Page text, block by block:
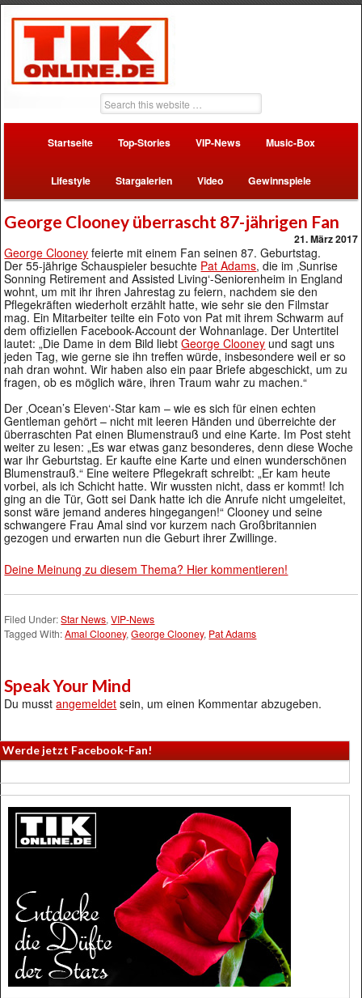
Startseite Top-Stories VIP-News Music-Box
Lifestyle Stargalerien Video Gewinnspiele
George Clooney überrascht 87-jährigen Fan
21. März 2017
George Clooney feierte mit einem Fan seinen 87. Geburtstag.
Der 55-jährige Schauspieler besuchte Pat Adams, die im ‚Sunrise
Sonning Retirement and Assisted Living‘-Seniorenheim in England
wohnt, um mit ihr ihren Jahrestag zu feiern, nachdem sie den
Pflegekräften wiederholt erzählt hatte, wie sehr sie den Filmstar
mag. Ein Mitarbeiter teilte ein Foto von Pat mit ihrem Schwarm auf
dem offiziellen Facebook-Account der Wohnanlage. Der Untertitel
lautet: „Die Dame in dem Bild liebtGeorge Clooney und sagt uns
jeden Tag, wie gerne sie ihn treffen würde, insbesondere weil er so
nah dran wohnt. Wir haben also ein paar Briefe abgeschickt, um zu
fragen, ob es möglich wäre, ihren Traum wahr zu machen.“
Der ‚Ocean’s Eleven‘-Star kam – wie es sich für einen echten
Gentleman gehört – nicht mit leeren Händen und überreichte der
überraschten Pat einen Blumenstrauß und eine Karte. Im Post steht
weiter zu lesen: „Es war etwas ganz besonderes, denn diese Woche
war ihr Geburtstag. Er kaufte eine Karte und einen wunderschönen
Blumenstrauß.“ Eine weitere Pflegekraft schreibt: „Er kam heute
vorbei, als ich Schicht hatte. Wir wussten nicht, dass er kommt! Ich
ging an die Tür, Gott sei Dank hatte ich die Anrufe nicht umgeleitet,
sonst wäre jemand anderes hingegangen!“ Clooney und seine
schwangere Frau Amal sind vor kurzem nach Großbritannien
gezogen und erwarten nun die Geburt ihrer Zwillinge.
Deine Meinung zu diesem Thema? Hier kommentieren!
Filed Under:Star News,VIP-News
Tagged With:Amal Clooney,George Clooney, Pat Adams
Speak Your Mind
Du musstangemeldet sein, um einen Kommentar abzugeben.
Werde jetzt Facebook-Fan!